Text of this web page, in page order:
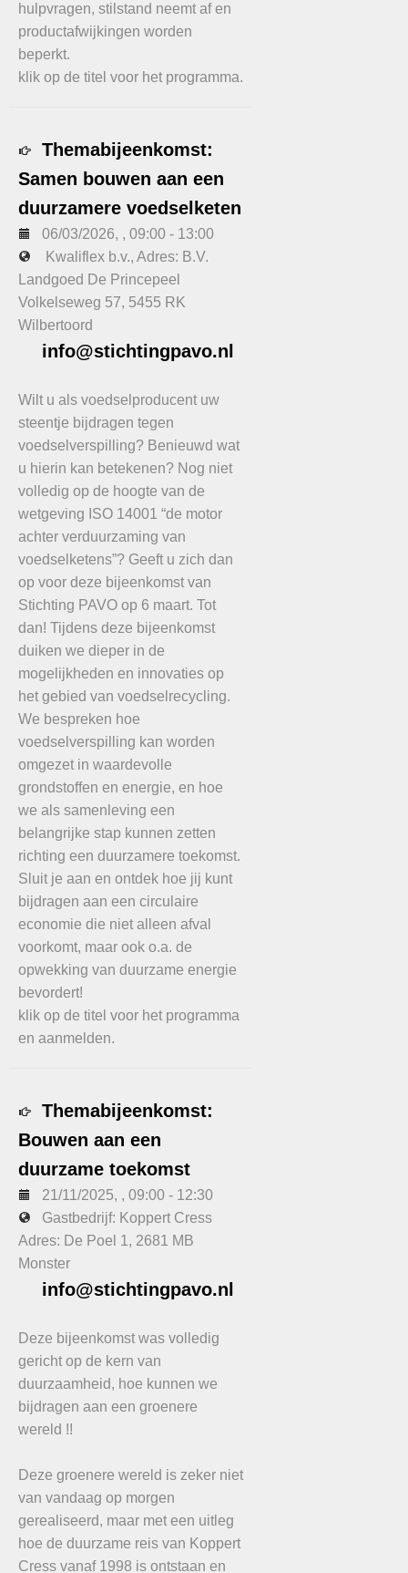
hulpvragen, stilstand neemt af en
productafwijkingen worden
beperkt.
klik op de titel voor het programma.
Themabijeenkomst:
Samen bouwen aan een
duurzamere voedselketen
06/03/2026, , 09:00 - 13:00
Kwaliflex b.v., Adres: B.V.
Landgoed De Princepeel
Volkelseweg 57, 5455 RK
Wilbertoord
info@stichtingpavo.nl
Wilt u als voedselproducent uw
steentje bijdragen tegen
voedselverspilling? Benieuwd wat
u hierin kan betekenen? Nog niet
volledig op de hoogte van de
wetgeving ISO 14001 “de motor
achter verduurzaming van
voedselketens”? Geeft u zich dan
op voor deze bijeenkomst van
Stichting PAVO op 6 maart. Tot
dan! Tijdens deze bijeenkomst
duiken we dieper in de
mogelijkheden en innovaties op
het gebied van voedselrecycling.
We bespreken hoe
voedselverspilling kan worden
omgezet in waardevolle
grondstoffen en energie, en hoe
we als samenleving een
belangrijke stap kunnen zetten
richting een duurzamere toekomst.
Sluit je aan en ontdek hoe jij kunt
bijdragen aan een circulaire
economie die niet alleen afval
voorkomt, maar ook o.a. de
opwekking van duurzame energie
bevordert!
klik op de titel voor het programma
en aanmelden.
Themabijeenkomst:
Bouwen aan een
duurzame toekomst
21/11/2025, , 09:00 - 12:30
Gastbedrijf: Koppert Cress
Adres: De Poel 1, 2681 MB
Monster
info@stichtingpavo.nl
Deze bijeenkomst was volledig
gericht op de kern van
duurzaamheid, hoe kunnen we
bijdragen aan een groenere
wereld !!
Deze groenere wereld is zeker niet
van vandaag op morgen
gerealiseerd, maar met een uitleg
hoe de duurzame reis van Koppert
Cress vanaf 1998 is ontstaan en